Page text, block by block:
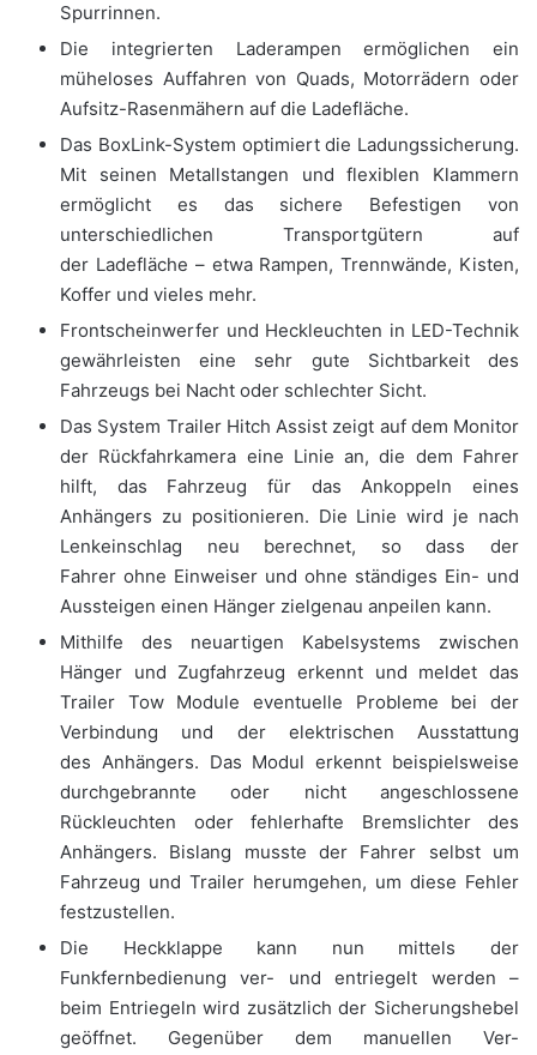
Spurrinnen.
Die integrierten Laderampen ermöglichen ein
müheloses Auffahren von Quads, Motorrädern oder
Aufsitz-Rasenmähern auf die Ladefläche.
Das BoxLink-System optimiert die Ladungssicherung.
Mit seinen Metallstangen und flexiblen Klammern
ermöglicht es das sichere Befestigen von
unterschiedlichen Transportgütern auf
der Ladefläche – etwa Rampen, Trennwände, Kisten,
Koffer und vieles mehr.
Frontscheinwerfer und Heckleuchten in LED-Technik
gewährleisten eine sehr gute Sichtbarkeit des
Fahrzeugs bei Nacht oder schlechter Sicht.
Das System Trailer Hitch Assist zeigt auf dem Monitor
der Rückfahrkamera eine Linie an, die dem Fahrer
hilft, das Fahrzeug für das Ankoppeln eines
Anhängers zu positionieren. Die Linie wird je nach
Lenkeinschlag neu berechnet, so dass der
Fahrer ohne Einweiser und ohne ständiges Ein- und
Aussteigen einen Hänger zielgenau anpeilen kann.
Mithilfe des neuartigen Kabelsystems zwischen
Hänger und Zugfahrzeug erkennt und meldet das
Trailer Tow Module eventuelle Probleme bei der
Verbindung und der elektrischen Ausstattung
des Anhängers. Das Modul erkennt beispielsweise
durchgebrannte oder nicht angeschlossene
Rückleuchten oder fehlerhafte Bremslichter des
Anhängers. Bislang musste der Fahrer selbst um
Fahrzeug und Trailer herumgehen, um diese Fehler
festzustellen.
Die Heckklappe kann nun mittels der
Funkfernbedienung ver- und entriegelt werden –
beim Entriegeln wird zusätzlich der Sicherungshebel
geöffnet. Gegenüber dem manuellen Ver-